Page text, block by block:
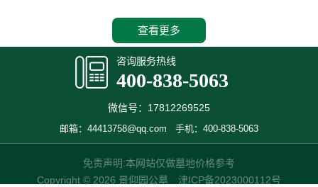
查看更多
咨询服务热线
400-838-5063
微信号：17812269525
邮箱：44413758@qq.com 手机：400-838-5063
免责声明:本网站仅做墓地价格参考
Copyright © 2026 景仰园公墓 津ICP备2023000112号